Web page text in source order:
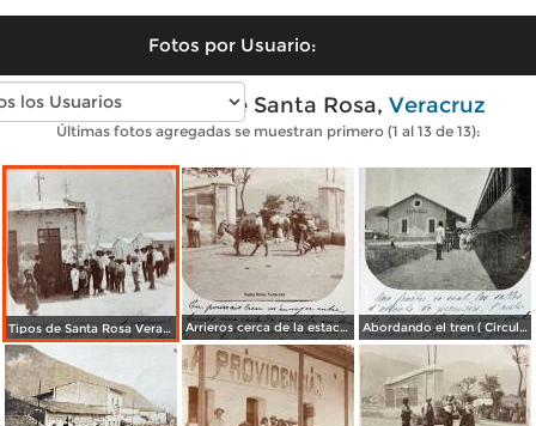
Fotos por Usuario:
Fotos antiguas de Santa Rosa, Veracruz
Últimas fotos agregadas se muestran primero (1 al 13 de 13):
Tipos de Santa Rosa Veracruz. ( Circulada el 11 de Agosto de 1908 ). Arrieros cerca de la estacion ferroviaria ( Circulada el 23 de Junio de 1908 ). Abordando el tren ( Circulada el 25 de Junio de 1908 ).